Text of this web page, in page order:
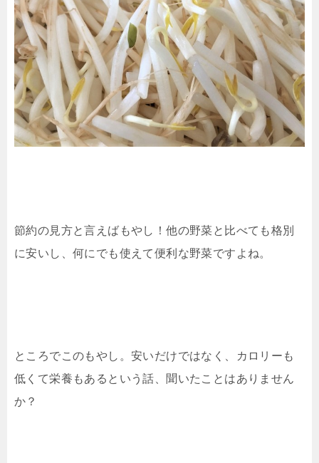
節約の見方と言えばもやし！他の野菜と比べても格別
に安いし、何にでも使えて便利な野菜ですよね。
ところでこのもやし。安いだけではなく、カロリーも
低くて栄養もあるという話、聞いたことはありません
か？